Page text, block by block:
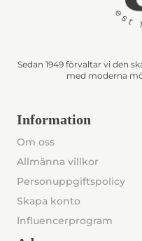
Sedan 1949 förvaltar vi den
med moderna
Information
Om oss
Allmänna villkor
Personuppgiftspolicy
Skapa konto
Influencerprogram